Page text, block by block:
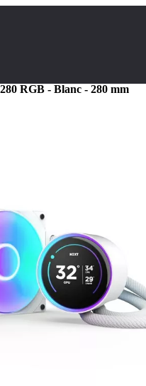
RGB - Blanc - 280 mm